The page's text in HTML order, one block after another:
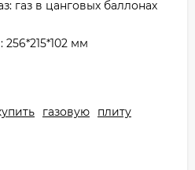
газ в цанговых баллонах
мм
газовую
плиту